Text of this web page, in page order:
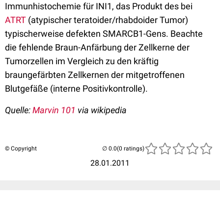
Immunhistochemie für INI1, das Produkt des bei
ATRT (atypischer teratoider/rhabdoider Tumor)
typischerweise defekten SMARCB1-Gens. Beachte
die fehlende Braun-Anfärbung der Zellkerne der
Tumorzellen im Vergleich zu den kräftig
braungefärbten Zellkernen der mitgetroffenen
Blutgefäße (interne Positivkontrolle).
Quelle:Marvin 101 via wikipedia
© Copyright
28.01.2011
(0 ratings)